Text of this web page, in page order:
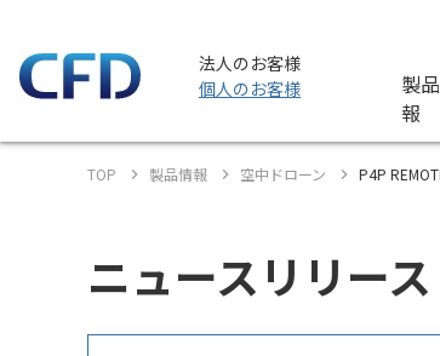
法人のお客様
個人のお客様
製
報
TOP 製品情報 空中ドローン P4P
ニュースリリース